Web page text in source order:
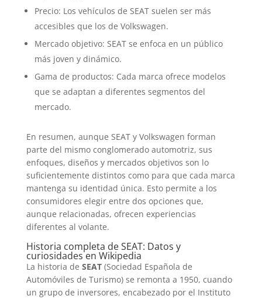
Precio: Los vehículos de SEAT suelen ser más
accesibles que los de Volkswagen.
Mercado objetivo: SEAT se enfoca en un público
más joven y dinámico.
Gama de productos: Cada marca ofrece modelos
que se adaptan a diferentes segmentos del
mercado.
En resumen, aunque SEAT y Volkswagen forman
parte del mismo conglomerado automotriz, sus
enfoques, diseños y mercados objetivos son lo
suficientemente distintos como para que cada marca
mantenga su identidad única. Esto permite a los
consumidores elegir entre dos opciones que,
aunque relacionadas, ofrecen experiencias
diferentes al volante.
Historia completa de SEAT: Datos y
curiosidades en Wikipedia
La historia de SEAT(Sociedad Española de
Automóviles de Turismo) se remonta a 1950, cuando
un grupo de inversores, encabezado por el Instituto